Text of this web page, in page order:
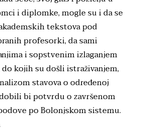
i diplomke, mogle su i da se
tekstova pod
profesorki, da sami
i sopstvenim izlaganjem
kojih su došli istraživanjem,
stavova o određenoj
bi potvrdu o završenom
po Bolonjskom sistemu.